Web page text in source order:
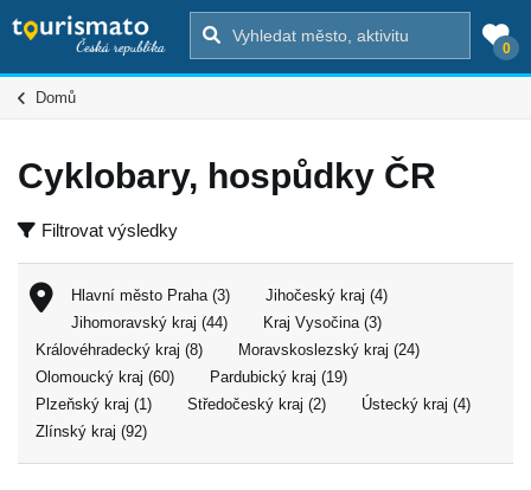
0
Domů
Cyklobary, hospůdky ČR
Filtrovat výsledky
Hlavní město Praha (3)
Jihočeský kraj (4)
Jihomoravský kraj (44)
Kraj Vysočina (3)
Královéhradecký kraj (8)
Moravskoslezský kraj (24)
Olomoucký kraj (60)
Pardubický kraj (19)
Plzeňský kraj (1)
Středočeský kraj (2)
Ústecký kraj (4)
Zlínský kraj (92)